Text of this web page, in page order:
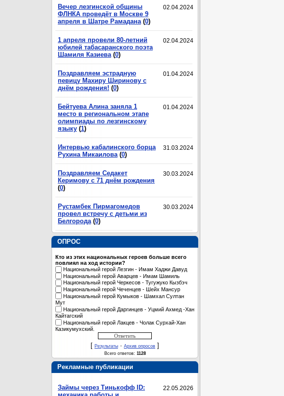
02.04.2024
Вечер лезгинской общины
ФЛНКА проведёт в Москве 9
апреля в Шатре Рамадана (0)
02.04.2024
1 апреля провели 80-летний
юбилей табасаранского поэта
Шамиля Казиева (0)
01.04.2024
Поздравляем эстрадную
певицу Махиру Ширинову с
днём рождения! (0)
01.04.2024
Бейтуева Алина заняла 1
место в региональном этапе
олимпиады по лезгинскому
языку (1)
31.03.2024
Интервью кабалинского борца
Рухина Микаилова (0)
30.03.2024
Поздравляем Седакет
Керимову с 71 днём рождения
(0)
30.03.2024
Рустамбек Пирмагомедов
провел встречу с детьми из
Белгорода (0)
ОПРОС
Кто из этих национальных героев больше всего
повлиял на ход истории?
Национальный герой Лезгин - Имам Хаджи Давуд
Национальный герой Аварцев - Имам Шамиль
Национальный герой Черкесов - Тугужуко Кызбэч
Национальный герой Чеченцев - Шейх Мансур
Национальный герой Кумыков - Шамхал Султан
Мут
Национальный герой Даргинцев - Уцмий Ахмед -Хан
Кайтагский
Национальный герой Лакцев - Чолак Сурхай-Хан
Казикумухский.
[ Результаты · Архив опросов ]
Всего ответов: 1128
Рекламные публикации
22.05.2026
Займы через Тинькофф ID: